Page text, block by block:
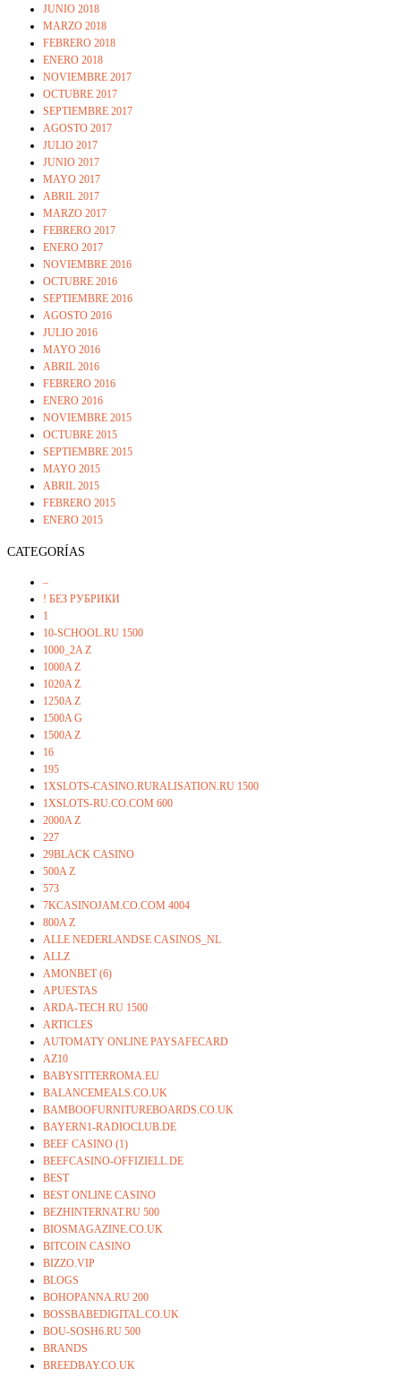
JUNIO 2018
MARZO 2018
FEBRERO 2018
ENERO 2018
NOVIEMBRE 2017
OCTUBRE 2017
SEPTIEMBRE 2017
AGOSTO 2017
JULIO 2017
JUNIO 2017
MAYO 2017
ABRIL 2017
MARZO 2017
FEBRERO 2017
ENERO 2017
NOVIEMBRE 2016
OCTUBRE 2016
SEPTIEMBRE 2016
AGOSTO 2016
JULIO 2016
MAYO 2016
ABRIL 2016
FEBRERO 2016
ENERO 2016
NOVIEMBRE 2015
OCTUBRE 2015
SEPTIEMBRE 2015
MAYO 2015
ABRIL 2015
FEBRERO 2015
ENERO 2015
CATEGORÍAS
–
! БЕЗ РУБРИКИ
1
10-SCHOOL.RU 1500
1000_2A Z
1000A Z
1020A Z
1250A Z
1500A G
1500A Z
16
195
1XSLOTS-CASINO.RURALISATION.RU 1500
1XSLOTS-RU.CO.COM 600
2000A Z
227
29BLACK CASINO
500A Z
573
7KCASINOJAM.CO.COM 4004
800A Z
ALLE NEDERLANDSE CASINOS_NL
ALLZ
AMONBET (6)
APUESTAS
ARDA-TECH.RU 1500
ARTICLES
AUTOMATY ONLINE PAYSAFECARD
AZ10
BABYSITTERROMA.EU
BALANCEMEALS.CO.UK
BAMBOOFURNITUREBOARDS.CO.UK
BAYERN1-RADIOCLUB.DE
BEEF CASINO (1)
BEEFCASINO-OFFIZIELL.DE
BEST
BEST ONLINE CASINO
BEZHINTERNAT.RU 500
BIOSMAGAZINE.CO.UK
BITCOIN CASINO
BIZZO.VIP
BLOGS
BOHOPANNA.RU 200
BOSSBABEDIGITAL.CO.UK
BOU-SOSH6.RU 500
BRANDS
BREEDBAY.CO.UK